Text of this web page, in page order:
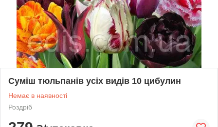
Суміш тюльпанів усіх видів 10 цибулин
Немає в наявності
Роздріб